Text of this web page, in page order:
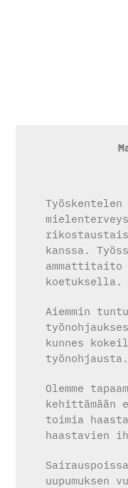
kanssa.
ammattitaito
koetuksella.
Aiemmin
kunnes
työnohjausta.
Olemme
kehittämään
toimia
haastavien